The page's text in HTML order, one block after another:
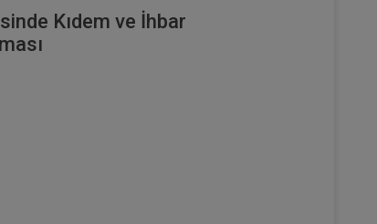
Kıdem ve İhbar